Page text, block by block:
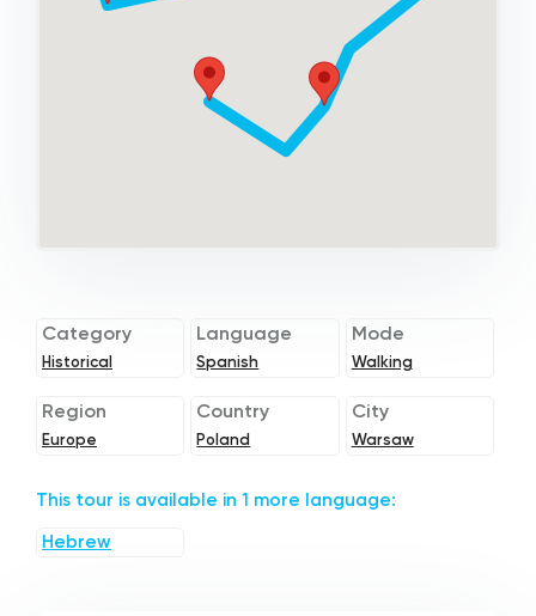
Category
Historical
Language
Spanish
Mode
Walking
Region
Europe
Country
Poland
City
Warsaw
This tour is available in 1 more language:
Hebrew